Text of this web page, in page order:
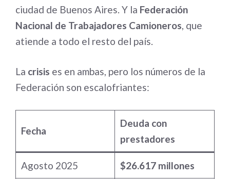
ciudad de Buenos Aires. Y la Federación
Nacional de Trabajadores Camioneros, que
atiende a todo el resto del país.
La crisis es en ambas, pero los números de la
Federación son escalofriantes:
Fecha
Deuda con
prestadores
Agosto 2025 $26.617 millones